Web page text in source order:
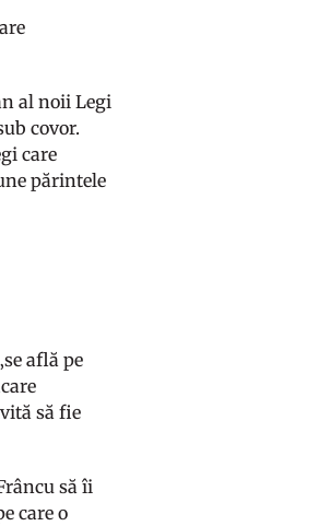
al noii Legi
covor.
care
părintele
află pe
să fie
să îi
care o